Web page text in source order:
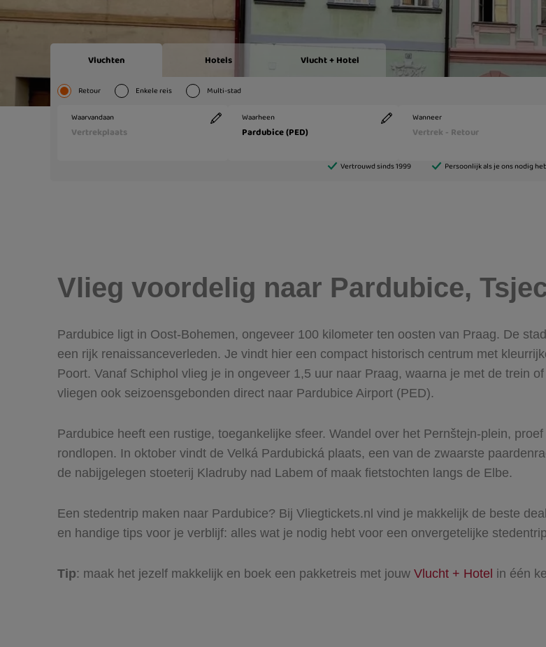
Vlieg voordelig naar Pardubice,
Pardubice ligt in Oost-Bohemen, ongeveer 100 kilometer ten oosten van Praag. De
een rijk renaissanceverleden. Je vindt hier een compact historisch centrum met
Poort. Vanaf Schiphol vlieg je in ongeveer 1,5 uur naar Praag, waarna je met de trein
vliegen ook seizoensgebonden direct naar Pardubice Airport (PED).
Pardubice heeft een rustige, toegankelijke sfeer. Wandel over het Pernštejn-plein,
rondlopen. In oktober vindt de Velká Pardubická plaats, een van de zwaarste
de nabijgelegen stoeterij Kladruby nad Labem of maak fietstochten langs de Elbe.
Een stedentrip maken naar Pardubice? Bij Vliegtickets.nl vind je makkelijk de beste
en handige tips voor je verblijf: alles wat je nodig hebt voor een onvergetelijke
Tip: maak het jezelf makkelijk en boek een pakketreis met jouw Vlucht + Hotel in één